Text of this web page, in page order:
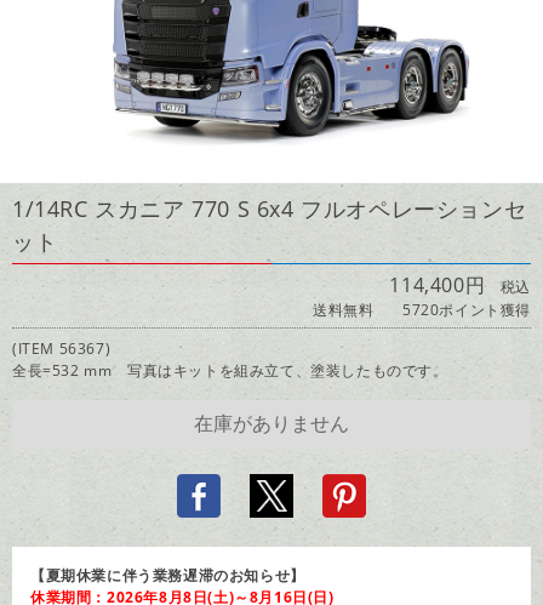
1/14RC スカニア 770 S 6x4 フルオペレーションセ
ット
114,400円税込
送料無料
5720ポイント獲得
(ITEM 56367)
全長=532 mm 写真はキットを組み立て、塗装したものです。
【夏期休業に伴う業務遅滞のお知らせ】
休業期間：2026年8月8日(土)～8月16日(日)